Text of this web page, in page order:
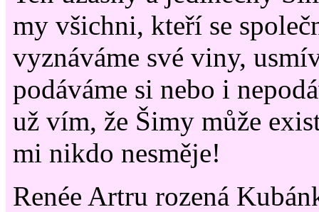
my všichni, kteří se
vyznáváme své viny,
podáváme si nebo i
už vím, že Šimy může
mi nikdo nesměje!
Renée Artru rozená